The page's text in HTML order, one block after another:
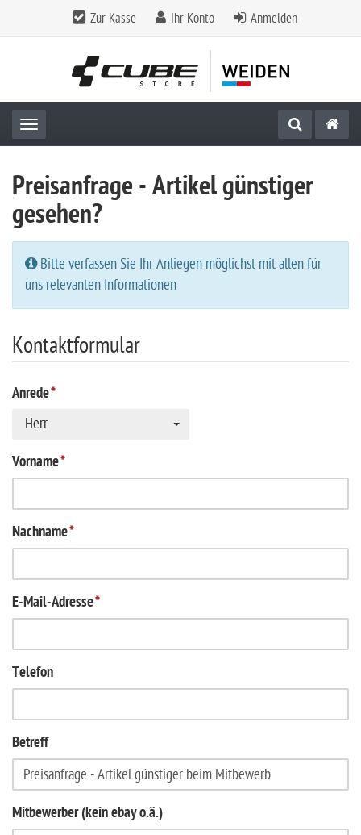
Zur Kasse Ihr Konto Anmelden
Toggle navigation
Preisanfrage - Artikel günstiger
gesehen?
Bitte verfassen Sie Ihr Anliegen möglichst mit allen für
uns relevanten Informationen
Kontaktformular
Anrede*
Herr
Vorname*
Nachname*
E-Mail-Adresse*
Telefon
Betreff
Mitbewerber (kein ebay o.ä.)